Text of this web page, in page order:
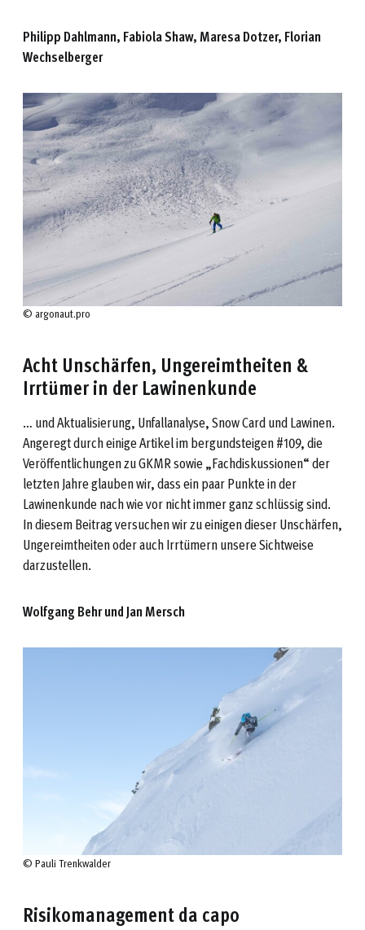
Philipp Dahlmann, Fabiola Shaw, Maresa Dotzer, Florian
Wechselberger
© argonaut.pro
Acht Unschärfen, Ungereimtheiten &
Irrtümer in der Lawinenkunde
… und Aktualisierung, Unfallanalyse, Snow Card und Lawinen.
Angeregt durch einige Artikel im bergundsteigen #109, die
Veröffentlichungen zu GKMR sowie „Fachdiskussionen“ der
letzten Jahre glauben wir, dass ein paar Punkte in der
Lawinenkunde nach wie vor nicht immer ganz schlüssig sind.
In diesem Beitrag versuchen wir zu einigen dieser Unschärfen,
Ungereimtheiten oder auch Irrtümern unsere Sichtweise
darzustellen.
Wolfgang Behr und Jan Mersch
© Pauli Trenkwalder
Risikomanagement da capo